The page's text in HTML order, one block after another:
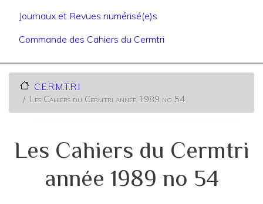
Journaux et Revues numérisé(e)s
Commande des Cahiers du Cermtri
C.E.R.M.T.R.I
Les Cahiers du Cermtri année 1989 no 54
Les Cahiers du Cermtri
année 1989 no 54